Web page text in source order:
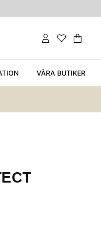
.
VÅRA BUTIKER